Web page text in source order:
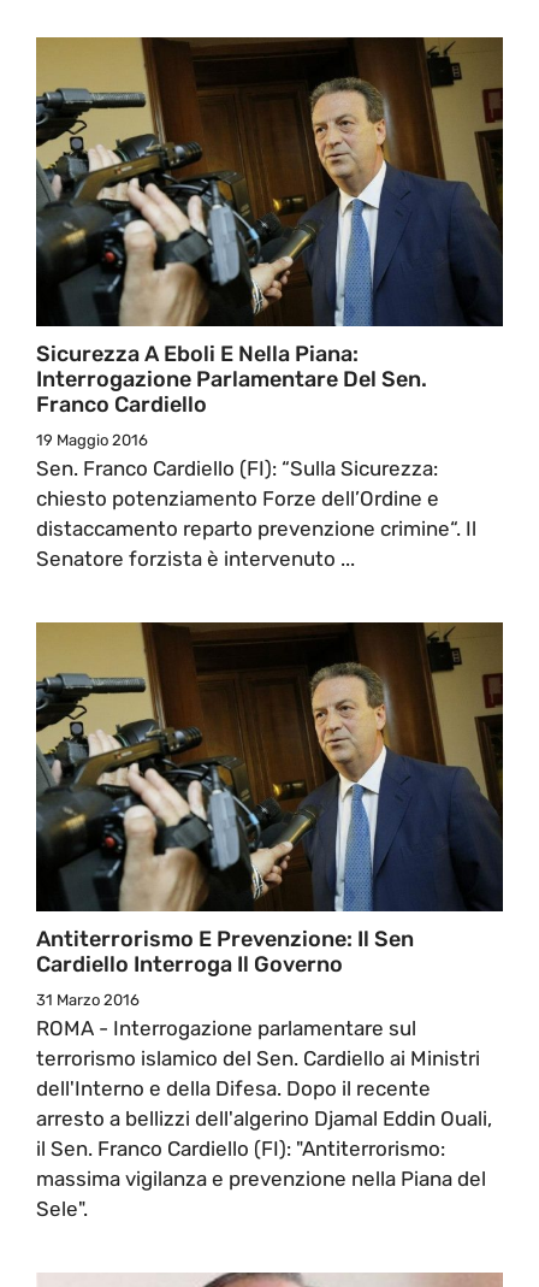
Sicurezza A Eboli E Nella Piana:
Interrogazione Parlamentare Del Sen.
Franco Cardiello
19 Maggio 2016
Sen. Franco Cardiello (FI): “Sulla Sicurezza:
chiesto potenziamento Forze dell’Ordine e
distaccamento reparto prevenzione crimine“. Il
Senatore forzista è intervenuto ...
Antiterrorismo E Prevenzione: Il Sen
Cardiello Interroga Il Governo
31 Marzo 2016
ROMA - Interrogazione parlamentare sul
terrorismo islamico del Sen. Cardiello ai Ministri
dell'Interno e della Difesa. Dopo il recente
arresto a bellizzi dell'algerino Djamal Eddin Ouali,
il Sen. Franco Cardiello (FI): "Antiterrorismo:
massima vigilanza e prevenzione nella Piana del
Sele".